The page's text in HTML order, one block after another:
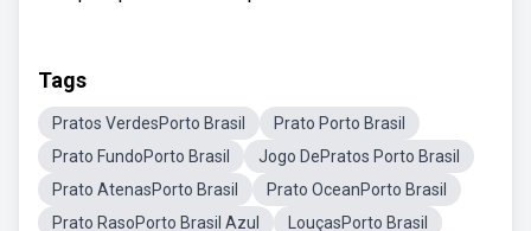
Tags
Pratos VerdesPorto Brasil
Prato Porto Brasil
Prato FundoPorto Brasil
Jogo DePratos Porto Brasil
Prato AtenasPorto Brasil
Prato OceanPorto Brasil
Prato RasoPorto Brasil Azul
LouçasPorto Brasil